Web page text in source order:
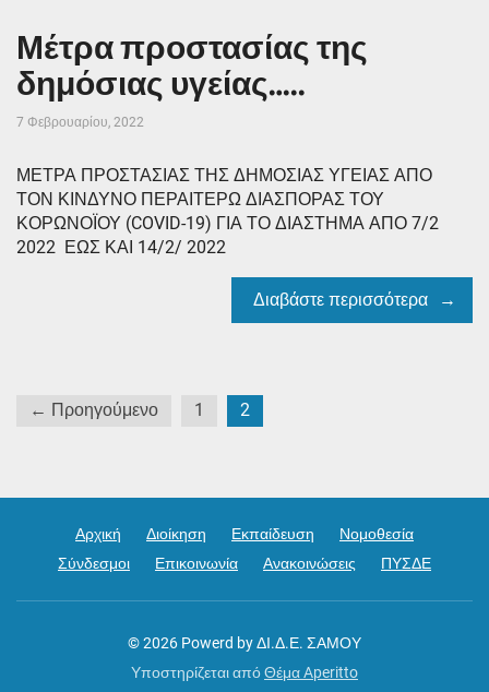
Μέτρα προστασίας της
δημόσιας υγείας…..
7 Φεβρουαρίου, 2022
ΜΕΤΡΑ ΠΡΟΣΤΑΣΙΑΣ ΤΗΣ ΔΗΜΟΣΙΑΣ ΥΓΕΙΑΣ ΑΠΟ
ΤΟΝ ΚΙΝΔΥΝΟ ΠΕΡΑΙΤΕΡΩ ΔΙΑΣΠΟΡΑΣ ΤΟΥ
ΚΟΡΩΝΟΪΟΥ (COVID-19) ΓΙΑ ΤΟ ΔΙΑΣΤΗΜΑ ΑΠΟ 7/2
2022 ΕΩΣ ΚΑΙ 14/2/ 2022
Διαβάστε περισσότερα
Σελιδοποίηση
← Προηγούμενο 1 2
Αρχική Διοίκηση Εκπαίδευση
Νομοθεσία
Σύνδεσμοι
Επικοινωνία Ανακοινώσεις ΠΥΣΔΕ
© 2026 Powerd by ΔΙ.Δ.Ε. ΣΑΜΟΥ
Υποστηρίζεται απόΘέμα Aperitto